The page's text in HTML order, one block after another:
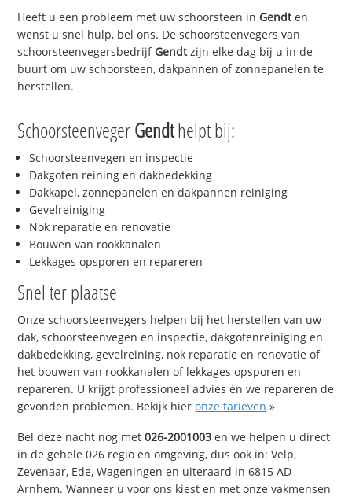
Heeft u een probleem met uw schoorsteen in Gendten
wenst u snel hulp, bel ons. De schoorsteenvegers van
schoorsteenvegersbedrijf Gendtzijn elke dag bij u in de
buurt om uw schoorsteen, dakpannen of zonnepanelen te
herstellen.
SchoorsteenvegerGendthelpt bij:
Schoorsteenvegen en inspectie
Dakgoten reining en dakbedekking
Dakkapel, zonnepanelen en dakpannen reiniging
Gevelreiniging
Nok reparatie en renovatie
Bouwen van rookkanalen
Lekkages opsporen en repareren
Snel ter plaatse
Onze schoorsteenvegers helpen bij het herstellen van uw
dak, schoorsteenvegen en inspectie, dakgotenreiniging en
dakbedekking, gevelreining, nok reparatie en renovatie of
het bouwen van rookkanalen of lekkages opsporen en
repareren. U krijgt professioneel advies én we repareren de
gevonden problemen. Bekijk hieronze tarieven »
Bel deze nacht nog met026-2001003 en we helpen u direct
in de gehele 026 regio en omgeving, dus ook in: Velp,
Zevenaar, Ede, Wageningen en uiteraard in 6815 AD
Arnhem. Wanneer u voor ons kiest en met onze vakmensen